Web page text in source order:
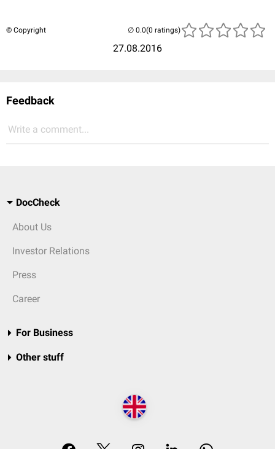
© Copyright
27.08.2016
(0 ratings)
Feedback
Write a comment...
DocCheck
About Us
Investor Relations
Press
Career
For Business
Other stuff